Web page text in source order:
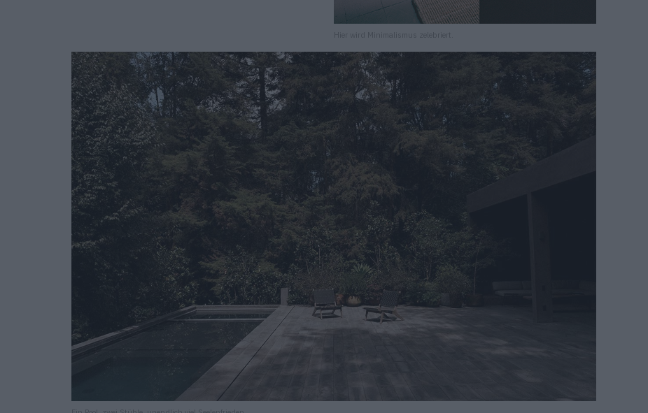
Hier wird Minimalismus zelebriert.